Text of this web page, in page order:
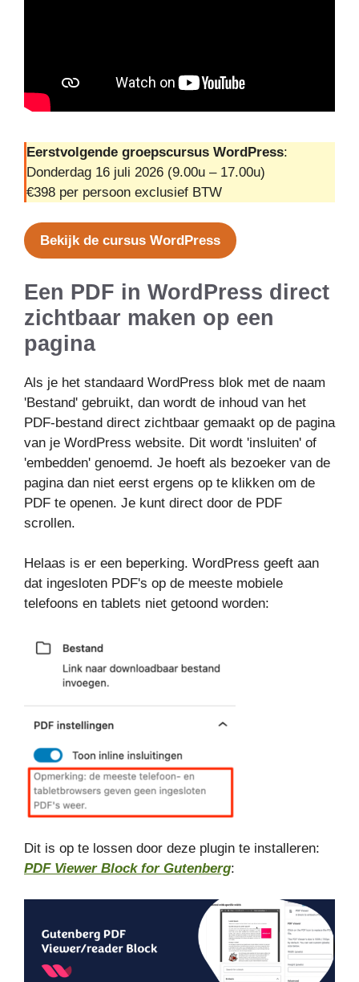
Eerstvolgende groepscursus WordPress:
Donderdag 16 juli 2026 (9.00u – 17.00u)
€398 per persoon exclusief BTW
Bekijk de cursus WordPress
Een PDF in WordPress direct
zichtbaar maken op een
pagina
Als je het standaard WordPress blok met de naam
'Bestand' gebruikt, dan wordt de inhoud van het
PDF-bestand direct zichtbaar gemaakt op de pagina
van je WordPress website. Dit wordt 'insluiten' of
'embedden' genoemd. Je hoeft als bezoeker van de
pagina dan niet eerst ergens op te klikken om de
PDF te openen. Je kunt direct door de PDF
scrollen.
Helaas is er een beperking. WordPress geeft aan
dat ingesloten PDF's op de meeste mobiele
telefoons en tablets niet getoond worden:
Dit is op te lossen door deze plugin te installeren:
PDF Viewer Block for Gutenberg: